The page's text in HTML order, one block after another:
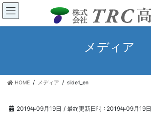
コ
ン
テ
キ
ナ
ビ
ゲ
に
メディア
HOME メディア slide1_en
2019年09月19日 / 最終更新日時 : 2019年09月19日